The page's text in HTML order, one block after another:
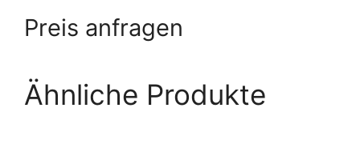
Preis anfragen
Ähnliche Produkte